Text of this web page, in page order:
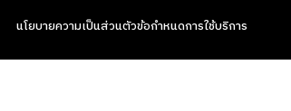
นโยบายความเป็นส่วนตัวข้อกำหนดการใช้บริการ